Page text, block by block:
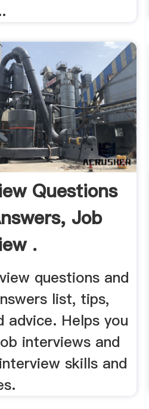
Questions
Job
.
questions and
list, tips,
advice. Helps you
interviews and
skills and